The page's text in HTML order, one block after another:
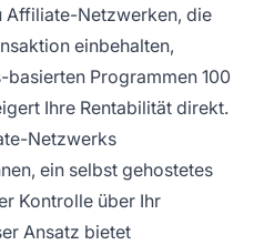
Affiliate-Netzwerken, die
einbehalten,
Programmen 100
Ihre Rentabilität direkt.
Netzwerks
ein selbst gehostetes
Kontrolle über Ihr
Ansatz bietet